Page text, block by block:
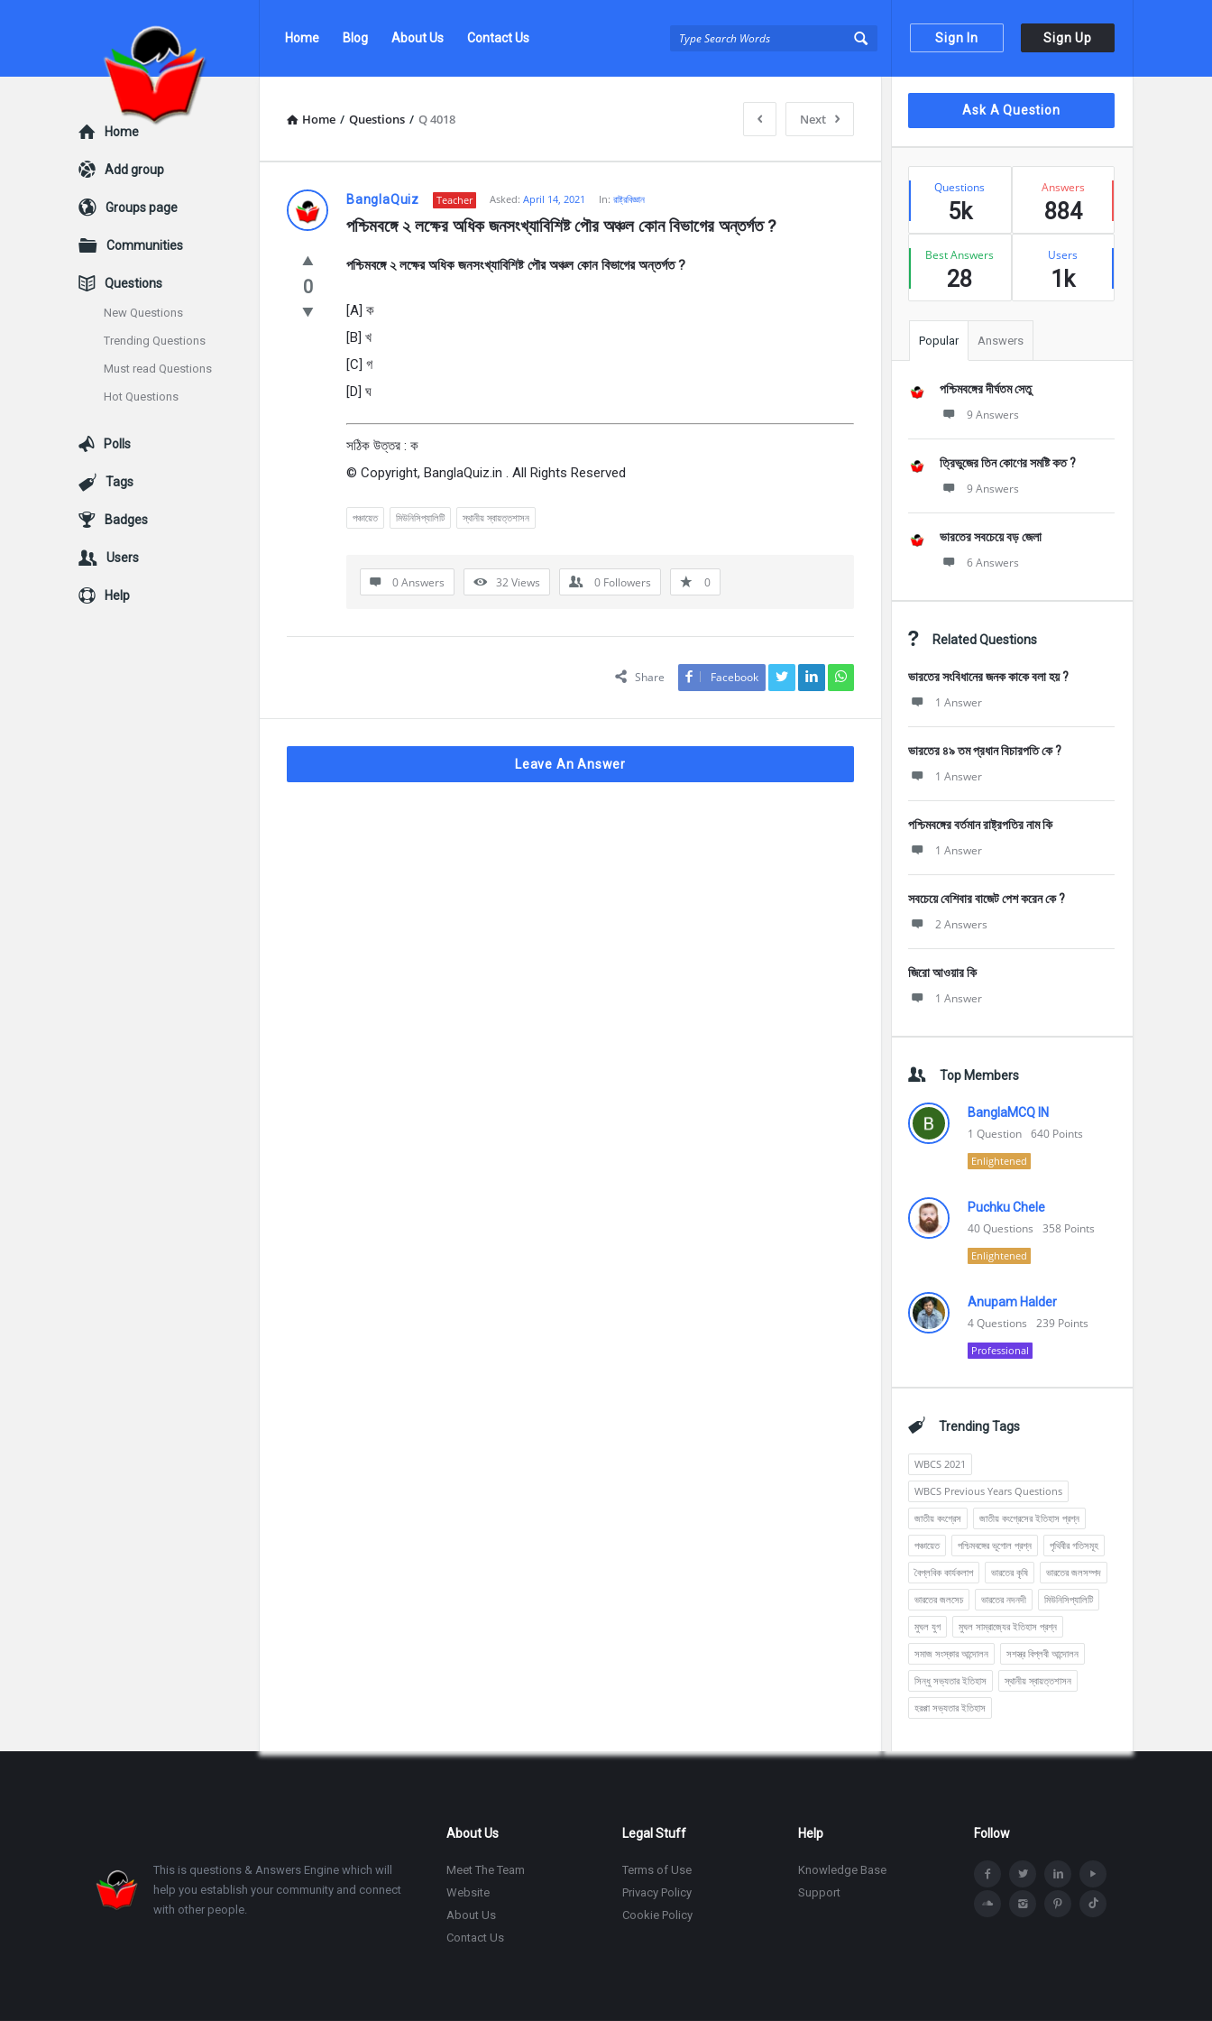
Sign In Sign Up
Questions
BanglaQuiz
Questions
by
BanglaQuiz
Home Blog About Us Contact Us
Home / Questions / Q 4018 Next
Ask
Questions
by
BanglaQuiz
Latest
Questions
BanglaQuiz Teacher Asked: April 14, 2021 In: রাষ্ট্রবিজ্ঞান
পশ্চিমবঙ্গে ২ লক্ষের অধিক জনসংখ্যাবিশিষ্ট পৌর অঞ্চল কোন বিভাগের অন্তর্গত ?
0
পশ্চিমবঙ্গে ২ লক্ষের অধিক জনসংখ্যাবিশিষ্ট পৌর অঞ্চল কোন বিভাগের অন্তর্গত ?
[A] ক
[B] খ
[C] গ
[D] ঘ
সঠিক উত্তর : ক
© Copyright, BanglaQuiz.in . All Rights Reserved
পঞ্চায়েত মিউনিসিপ্যালিটি স্থানীয় স্বায়ত্তশাসন
0 Answers 32Views 0 Followers 0
Share Facebook
Leave An Answer
Sidebar
Ask A Question
StatsQuestions
5k
Answers
884
Best Answers
28
Users
1k
Popular Answers
পশ্চিমবঙ্গের দীর্ঘতম সেতু
9 Answers
ত্রিভুজের তিন কোণের সমষ্টি কত ?
9 Answers
ভারতের সবচেয়ে বড় জেলা
6 Answers
Related Questions
ভারতের সংবিধানের জনক কাকে বলা হয় ?
1 Answer
ভারতের ৪৯ তম প্রধান বিচারপতি কে ?
1 Answer
পশ্চিমবঙ্গের বর্তমান রাষ্ট্রপতির নাম কি
1 Answer
সবচেয়ে বেশিবার বাজেট পেশ করেন কে ?
2 Answers
জিরো আওয়ার কি
1 Answer
Top Members
BanglaMCQ IN
1 Question 640 Points
Enlightened
Puchku Chele
40Questions 358 Points
Enlightened
Anupam Halder
4Questions 239 Points
Professional
Trending Tags
WBCS 2021
WBCS Previous Years Questions
জাতীয় কংগ্রেস
জাতীয় কংগ্রেসের ইতিহাস প্রশ্ন
পঞ্চায়েত
পশ্চিমবঙ্গের ভূগোল প্রশ্ন
পৃথিবীর গতিসমূহ
বৈপ্লবিক কার্যকলাপ
ভারতের কৃষি
ভারতের জলসম্পদ
ভারতের জলসেচ
ভারতের নদনদী
মিউনিসিপ্যালিটি
মুঘল যুগ
মুঘল সাম্রাজ্যের ইতিহাস প্রশ্ন
সমাজ সংস্কার আন্দোলন
সশস্ত্র বিপ্লবী আন্দোলন
সিন্ধু সভ্যতার ইতিহাস
স্থানীয় স্বায়ত্তশাসন
হরপ্পা সভ্যতার ইতিহাস
Explore
Home
Add group
Groups page
Communities
Questions
New Questions
Trending Questions
Must read Questions
Hot Questions
Polls
Tags
Badges
Users
Help
This is questions & Answers Engine which will
help you establish your community and connect
with other people.
About Us
Meet The Team
Website
About Us
Contact Us
Legal Stuff
Terms of Use
Privacy Policy
Cookie Policy
Help
Knowledge Base
Support
Follow